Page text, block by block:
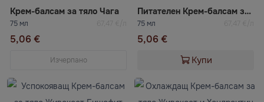
Крем-балсам за тяло Чага
75 мл 67,47 €/л
5,06 €
Изчерпано
Питателен Крем-балсам за тяло Мумийо и Масло от Рактиник
75 мл 67,47 €/л
5,06 €
Купи